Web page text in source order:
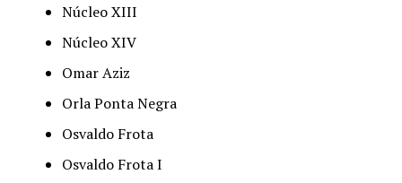
Núcleo XIII
Núcleo XIV
Omar Aziz
Orla Ponta Negra
Osvaldo Frota
Osvaldo Frota I